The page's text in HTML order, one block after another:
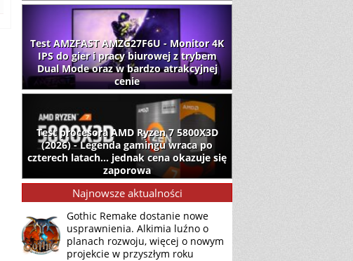
Test AMZFAST AMZG27F6U - Monitor 4K
IPS do gier i pracy biurowej z trybem
Dual Mode oraz w bardzo atrakcyjnej
cenie
Test procesora AMD Ryzen 7 5800X3D
(2026) - Legenda gamingu wraca po
czterech latach... jednak cena okazuje się
zaporowa
Najnowsze aktualności
Gothic Remake dostanie nowe
usprawnienia. Alkimia luźno o
planach rozwoju, więcej o nowym
projekcie w przyszłym roku